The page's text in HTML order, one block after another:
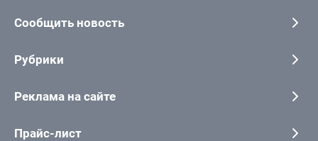
Сообщить новость
Рубрики
Реклама на сайте
Прайс-лист